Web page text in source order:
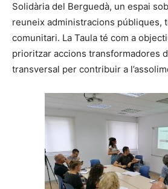
Solidària del Berguedà, un espai
reuneix administracions públiques,
comunitari. La Taula té com a
prioritzar accions transformadores
transversal per contribuir a